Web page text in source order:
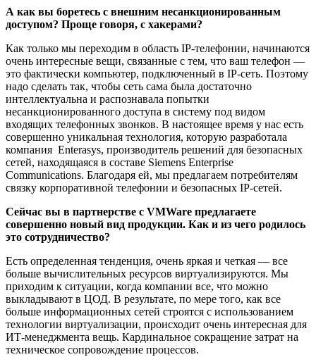
А как вы боретесь с внешним несанкционированным
доступом? Проще говоря, с хакерами?
Как только мы переходим в область IP-телефонии, начинаются
очень интересные вещи, связанные с тем, что ваш телефон —
это фактически компьютер, подключенный в IP-сеть. Поэтому
надо сделать так, чтобы сеть сама была достаточно
интеллектуальна и распознавала попытки
несанкционированного доступа в систему под видом
входящих телефонных звонков. В настоящее время у нас есть
совершенно уникальная технология, которую разработала
компания Enterasys, производитель решений для безопасных
сетей, находящаяся в составе Siemens Enterprise
Communications. Благодаря ей, мы предлагаем потребителям
связку корпоративной телефонии и безопасных IP-сетей.
Сейчас вы в партнерстве с VMWare предлагаете
совершенно новый вид продукции. Как и из чего родилось
это сотрудничество?
Есть определенная тенденция, очень яркая и четкая — все
больше вычислительных ресурсов виртуализируются. Мы
приходим к ситуации, когда компании все, что можно
выкладывают в ЦОД. В результате, по мере того, как все
больше информационных сетей строятся с использованием
технологии виртуализации, происходит очень интересная для
ИТ-менеджмента вещь. Кардинальное сокращение затрат на
техническое сопровождение процессов.